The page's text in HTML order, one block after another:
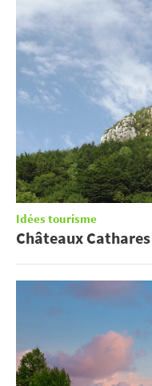
Idées tourisme
Châteaux